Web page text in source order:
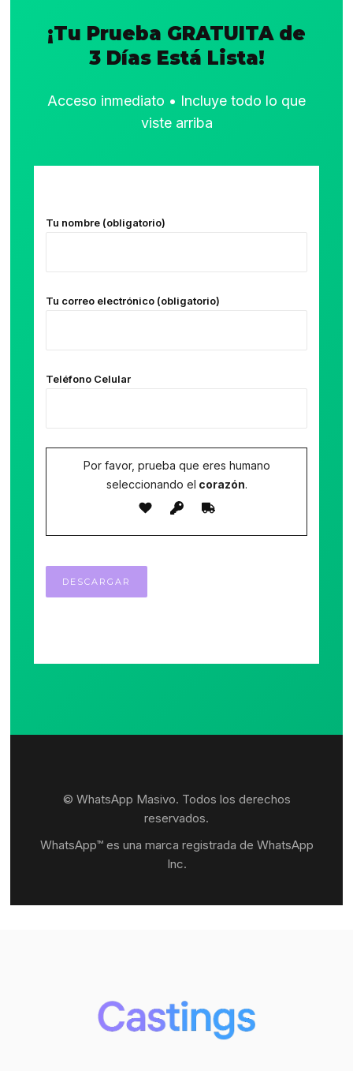
¡Tu Prueba GRATUITA de
3 Días Está Lista!
Acceso inmediato • Incluye todo lo que
viste arriba
Tu nombre (obligatorio)
Tu correo electrónico (obligatorio)
Teléfono Celular
Por favor, prueba que eres humano
seleccionando el corazón.
© WhatsApp Masivo. Todos los derechos
reservados.
WhatsApp™ es una marca registrada de WhatsApp
Inc.